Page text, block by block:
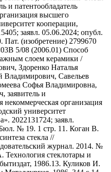
и патентообладатель
высшего
кооперации,
заявл. 05.06.2024; опубл.
(изобретение) 2799670
5/08 (2006.01) Способ
слоем керамики /
Здоренко Наталья
Савельев
Софья Владимировна,
заявитель и
некоммерческая организация
университет
2022131724; заявл.
№ 19. 1 стр. 11. Коган В.
стекла //
журнал. 2014. №
стеклотары и
1986.13. Куликов И.